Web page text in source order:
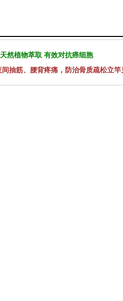
然植物萃取 有效对抗癌细胞
抽筋、腰背疼痛，防治骨质疏松立竿